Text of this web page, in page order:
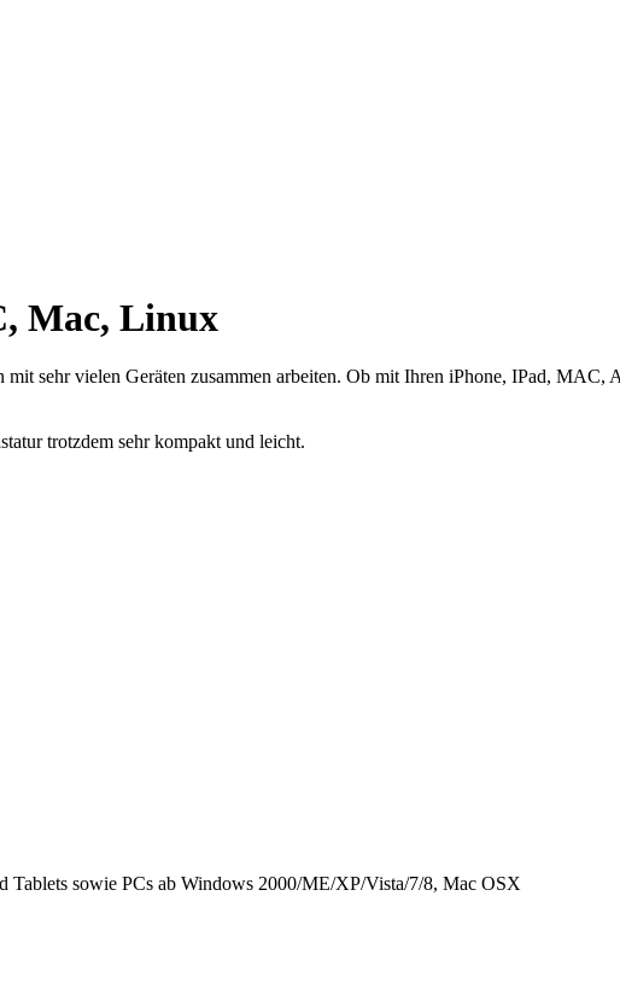
Mac, Linux
mit sehr vielen Geräten zusammen arbeiten. Ob mit Ihren iPhone, IPad, MAC,
trotzdem sehr kompakt und leicht.
Tablets sowie PCs ab Windows 2000/ME/XP/Vista/7/8, Mac OSX